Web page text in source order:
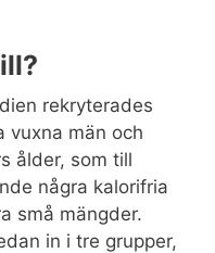
rekryterades
vuxna män och
ålder, som till
några kalorifria
små mängder.
in i tre grupper,